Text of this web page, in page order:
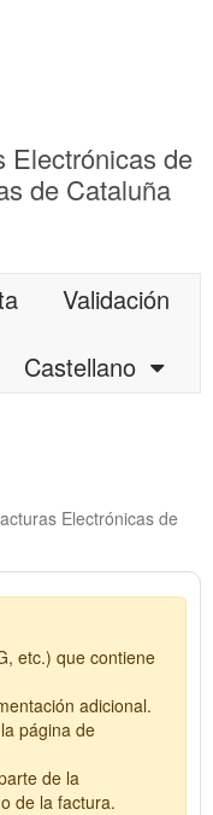
Electrónicas de
de Cataluña
Validación
Castellano
Electrónicas de
etc.) que contiene
adicional.
página de
de la
de la factura.